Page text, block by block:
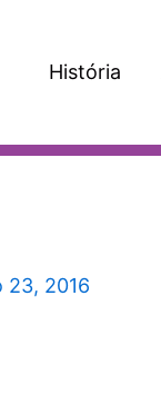
História
23, 2016